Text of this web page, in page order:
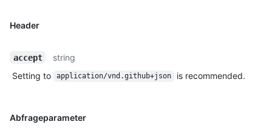
Header
accept
string
Setting to
application/vnd.github+json is recommended.
Abfrageparameter